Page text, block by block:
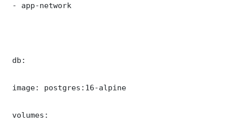
- app-network
db:
image: postgres:16-alpine
volumes: